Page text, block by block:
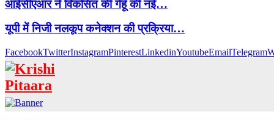
आईसीएआर ने विकसित की गेहूँ की नई…
यूपी में निजी नलकूप कनेक्शन की प्रक्रिया…
FacebookTwitterInstagramPinterestLinkedinYoutubeEmailTelegram